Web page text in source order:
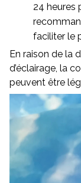
24 heures
faciliter le
En raison de la
d’éclairage, la
peuvent être